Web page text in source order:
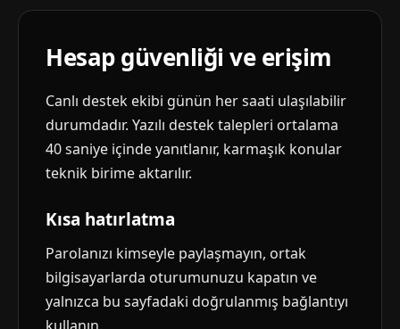
Hesap güvenliği ve erişim
Canlı destek ekibi günün her saati ulaşılabilir
durumdadır. Yazılı destek talepleri ortalama
40 saniye içinde yanıtlanır, karmaşık konular
teknik birime aktarılır.
Kısa hatırlatma
Parolanızı kimseyle paylaşmayın, ortak
bilgisayarlarda oturumunuzu kapatın ve
yalnızca bu sayfadaki doğrulanmış bağlantıyı